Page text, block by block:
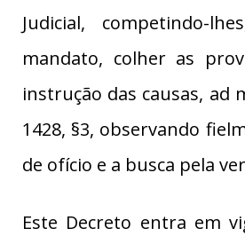
Judicial, competindo-
mandato, colher as
instrução das causas, ad
1428, §3, observando
de ofício e a busca pela
Este Decreto entra em